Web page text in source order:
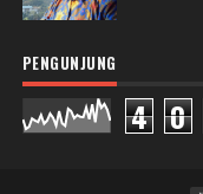
PENGUNJUNG
4 0